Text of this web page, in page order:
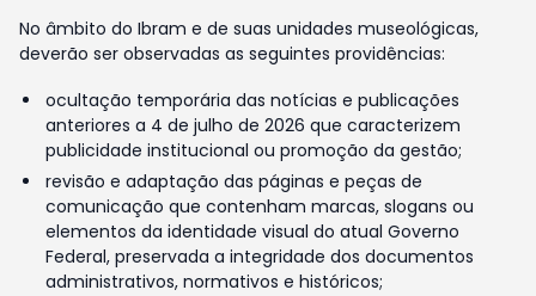
No âmbito do Ibram e de suas unidades museológicas,
deverão ser observadas as seguintes providências:
ocultação temporária das notícias e publicações
anteriores a 4 de julho de 2026 que caracterizem
publicidade institucional ou promoção da gestão;
revisão e adaptação das páginas e peças de
comunicação que contenham marcas, slogans ou
elementos da identidade visual do atual Governo
Federal, preservada a integridade dos documentos
administrativos, normativos e históricos;